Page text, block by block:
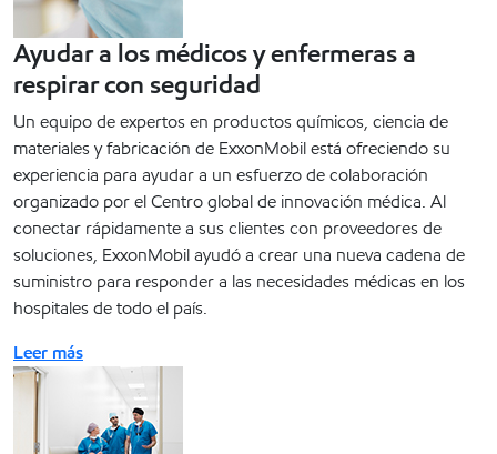
Ayudar a los médicos y enfermeras a
respirar con seguridad
Un equipo de expertos en productos químicos, ciencia de
materiales y fabricación de ExxonMobil está ofreciendo su
experiencia para ayudar a un esfuerzo de colaboración
organizado por el Centro global de innovación médica. Al
conectar rápidamente a sus clientes con proveedores de
soluciones, ExxonMobil ayudó a crear una nueva cadena de
suministro para responder a las necesidades médicas en los
hospitales de todo el país.
Leer más